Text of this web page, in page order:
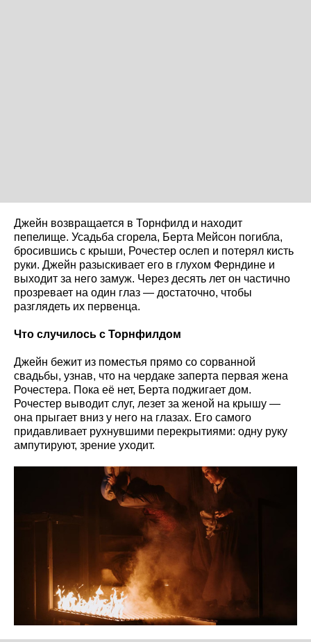
Джейн возвращается в Торнфилд и находит
пепелище. Усадьба сгорела, Берта Мейсон погибла,
бросившись с крыши, Рочестер ослеп и потерял кисть
руки. Джейн разыскивает его в глухом Ферндине и
выходит за него замуж. Через десять лет он частично
прозревает на один глаз — достаточно, чтобы
разглядеть их первенца.
Что случилось с Торнфилдом
Джейн бежит из поместья прямо со сорванной
свадьбы, узнав, что на чердаке заперта первая жена
Рочестера. Пока её нет, Берта поджигает дом.
Рочестер выводит слуг, лезет за женой на крышу —
она прыгает вниз у него на глазах. Его самого
придавливает рухнувшими перекрытиями: одну руку
ампутируют, зрение уходит.